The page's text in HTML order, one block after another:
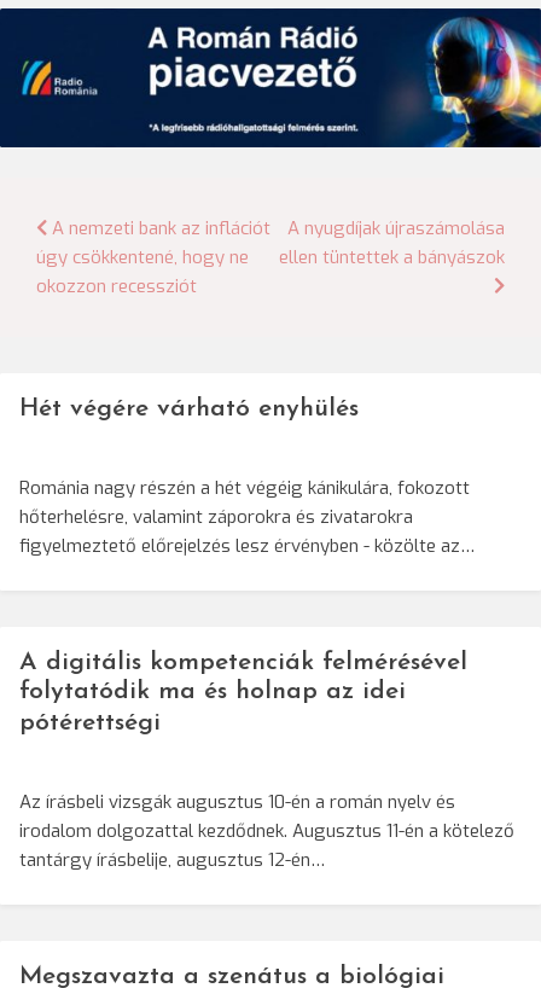
Bejegyzés
navigáció
A nemzeti bank az inflációt
úgy csökkentené, hogy ne
okozzon recessziót
A nyugdíjak újraszámolása
ellen tüntettek a bányászok
Hét végére várható enyhülés
Románia nagy részén a hét végéig kánikulára, fokozott
hőterhelésre, valamint záporokra és zivatarokra
figyelmeztető előrejelzés lesz érvényben - közölte az…
A digitális kompetenciák felmérésével
folytatódik ma és holnap az idei
pótérettségi
Az írásbeli vizsgák augusztus 10-én a román nyelv és
irodalom dolgozattal kezdődnek. Augusztus 11-én a kötelező
tantárgy írásbelije, augusztus 12-én…
Megszavazta a szenátus a biológiai